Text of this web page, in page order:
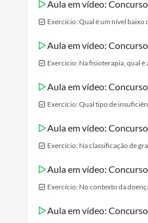
Aula em vídeo:
Exercício: Qual é um nível
Aula em vídeo:
Exercício: Na fisioterapia, qual
Aula em vídeo:
Exercício: Qual tipo de
Aula em vídeo:
Exercício: Na classificação de
Aula em vídeo:
Exercício: No contexto da
Aula em vídeo: